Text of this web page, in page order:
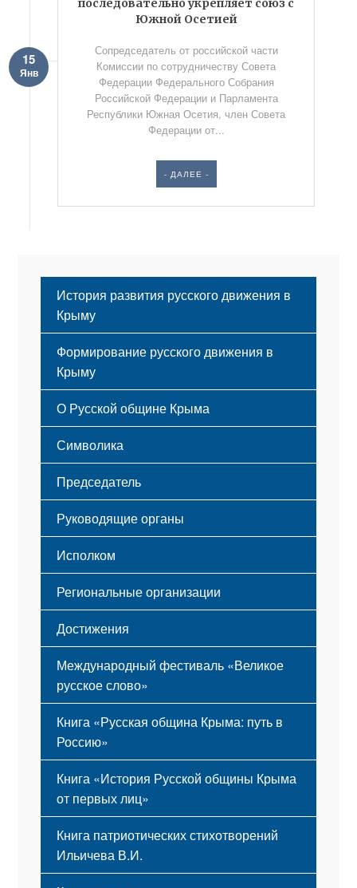
последовательно укрепляет союз с
Южной Осетией
15
Янв
Сопредседатель от российской части
Комиссии по сотрудничеству Совета
Федерации Федерального Собрания
Российской Федерации и Парламента
Республики Южная Осетия, член Совета
Федерации от...
- ДАЛЕЕ -
История развития русского движения в
Крыму
Формирование русского движения в
Крыму
Русский Крым
О Русской общине Крыма
Этапы становления
Принципы деятельности
Структура
Мероприятия
Символика
Флаг
Герб
Гимн
Председатель
Руководящие органы
Исполком
Региональные организации
Достижения
Международный фестиваль «Великое
русское слово»
Книга «Русская община Крыма: путь в
Россию»
Книга «История Русской общины Крыма
от первых лиц»
Книга патриотических стихотворений
Ильичева В.И.